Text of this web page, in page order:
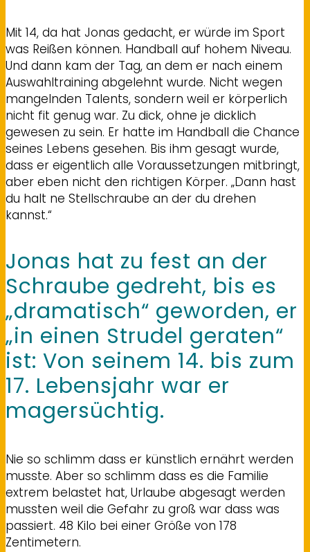
Mit 14, da hat Jonas gedacht, er würde im Sport
was Reißen können. Handball auf hohem Niveau.
Und dann kam der Tag, an dem er nach einem
Auswahltraining abgelehnt wurde. Nicht wegen
mangelnden Talents, sondern weil er körperlich
nicht fit genug war. Zu dick, ohne je dicklich
gewesen zu sein. Er hatte im Handball die Chance
seines Lebens gesehen. Bis ihm gesagt wurde,
dass er eigentlich alle Voraussetzungen mitbringt,
aber eben nicht den richtigen Körper. „Dann hast
du halt ne Stellschraube an der du drehen
kannst.“
Jonas hat zu fest an der
Schraube gedreht, bis es
„dramatisch“ geworden, er
„in einen Strudel geraten“
ist: Von seinem 14. bis zum
17. Lebensjahr war er
magersüchtig.
Nie so schlimm dass er künstlich ernährt werden
musste. Aber so schlimm dass es die Familie
extrem belastet hat, Urlaube abgesagt werden
mussten weil die Gefahr zu groß war dass was
passiert. 48 Kilo bei einer Größe von 178
Zentimetern.